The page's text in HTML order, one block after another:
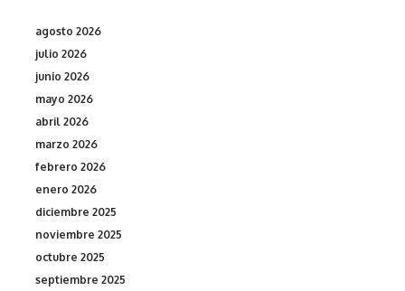
agosto 2026
julio 2026
junio 2026
mayo 2026
abril 2026
marzo 2026
febrero 2026
enero 2026
diciembre 2025
noviembre 2025
octubre 2025
septiembre 2025